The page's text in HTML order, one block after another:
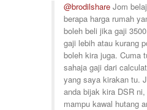
@brodilshare Jom
berapa harga rumah
boleh beli jika gaji
gaji lebih atau kurang
boleh kira juga. Cuma
sahaja gaji dari
yang saya kirakan tu.
anda bijak kira DSR
mampu kawal hutang